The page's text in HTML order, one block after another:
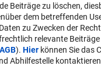
Beiträge zu löschen,
dem betreffenden
zu Zwecken der
relevante Beiträge
AGB). Hier können Sie das
Abhilfestelle